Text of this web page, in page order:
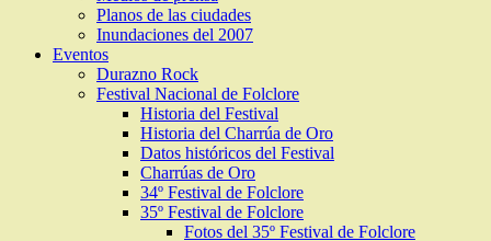
Planos de las ciudades
Inundaciones del 2007
Eventos
Durazno Rock
Festival Nacional de Folclore
Historia del Festival
Historia del Charrúa de Oro
Datos históricos del Festival
Charrúas de Oro
34º Festival de Folclore
35º Festival de Folclore
Fotos del 35º Festival de Folclore